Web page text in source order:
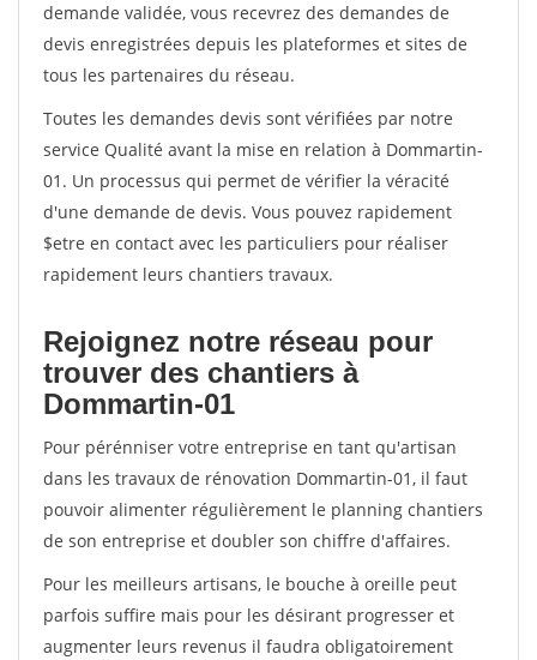
demande validée, vous recevrez des demandes de
devis enregistrées depuis les plateformes et sites de
tous les partenaires du réseau.
Toutes les demandes devis sont vérifiées par notre
service Qualité avant la mise en relation à Dommartin-
01. Un processus qui permet de vérifier la véracité
d'une demande de devis. Vous pouvez rapidement
$etre en contact avec les particuliers pour réaliser
rapidement leurs chantiers travaux.
Rejoignez notre réseau pour
trouver des chantiers à
Dommartin-01
Pour pérénniser votre entreprise en tant qu'artisan
dans les travaux de rénovation Dommartin-01, il faut
pouvoir alimenter régulièrement le planning chantiers
de son entreprise et doubler son chiffre d'affaires.
Pour les meilleurs artisans, le bouche à oreille peut
parfois suffire mais pour les désirant progresser et
augmenter leurs revenus il faudra obligatoirement